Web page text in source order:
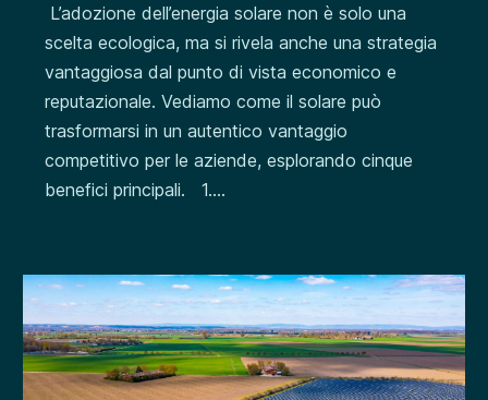
L’adozione dell’energia solare non è solo una
scelta ecologica, ma si rivela anche una strategia
vantaggiosa dal punto di vista economico e
reputazionale. Vediamo come il solare può
trasformarsi in un autentico vantaggio
competitivo per le aziende, esplorando cinque
benefici principali. 1....